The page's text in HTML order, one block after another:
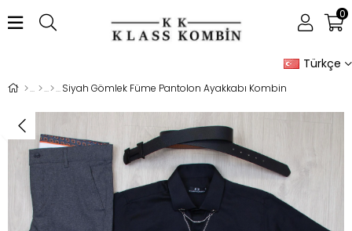
Türkçe
0
Siyah Gömlek Füme Pantolon Ayakkabı Kombin